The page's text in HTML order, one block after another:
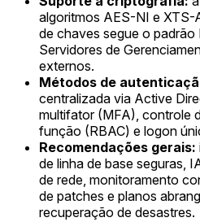
algoritmos AES-NI e XTS-
de chaves segue o padrão
Servidores de
externos.
Métodos de
centralizada via Active
multifator (MFA), controle
função (RBAC) e logon
Recomendações gerais:
de linha de base seguras,
de rede, monitoramento
de patches e planos
recuperação de desastres.